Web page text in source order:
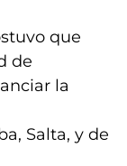
que
de
la
Salta, y de